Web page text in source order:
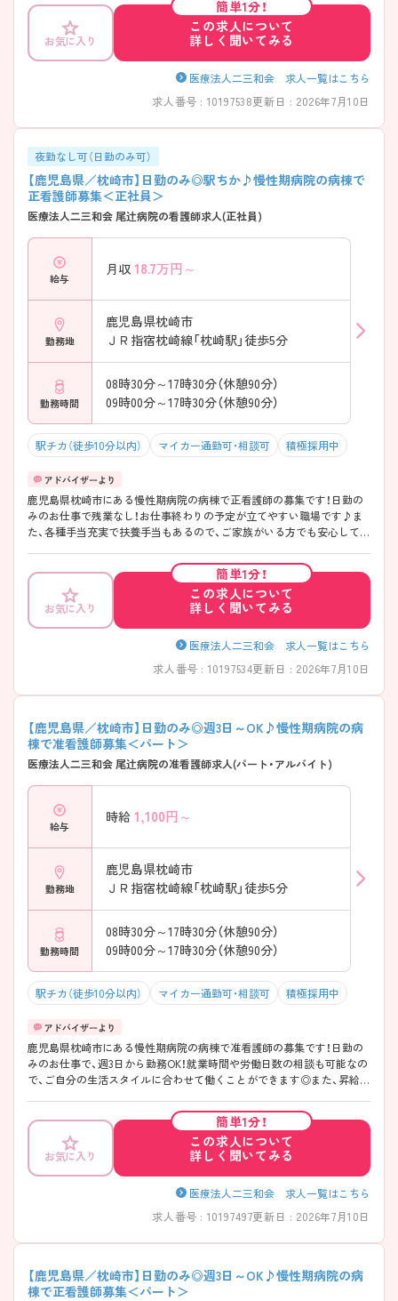
お気軽にご連絡ください！
お気に入り
簡単1分！
この求人について
詳しく聞いてみる
医療法人二三和会 求人一覧はこちら
求人番号 : 10197538更新日 : 2026年7月10日
夜勤なし可（日勤のみ可）
【鹿児島県／枕崎市】日勤のみ◎駅ちか♪慢性期病院の病棟で
正看護師募集＜正社員＞
医療法人二三和会 尾辻病院の看護師求人(正社員)
給与
月収 18.7万円～
勤務地
鹿児島県枕崎市
ＪＲ指宿枕崎線「枕崎駅」徒歩5分
勤務時間
08時30分～17時30分（休憩90分）
09時00分～17時30分（休憩90分）
駅チカ（徒歩10分以内） マイカー通勤可・相談可 積極採用中
鹿児島県枕崎市にある慢性期病院の病棟で正看護師の募集です！日勤の
みのお仕事で残業なし！お仕事終わりの予定が立てやすい職場です♪ま
た、各種手当充実で扶養手当もあるので、ご家族がいる方でも安心して働
うれしいポイント◎ご興味のある方は面接ポイントをお伝えしますの
で、お気軽にご連絡ください！
お気に入り
簡単1分！
この求人について
詳しく聞いてみる
医療法人二三和会 求人一覧はこちら
求人番号 : 10197534更新日 : 2026年7月10日
【鹿児島県／枕崎市】日勤のみ◎週3日～OK♪慢性期病院の病
棟で准看護師募集＜パート＞
医療法人二三和会 尾辻病院の准看護師求人(パート・アルバイト)
給与
時給 1,100円～
勤務地
鹿児島県枕崎市
ＪＲ指宿枕崎線「枕崎駅」徒歩5分
勤務時間
08時30分～17時30分（休憩90分）
09時00分～17時30分（休憩90分）
駅チカ（徒歩10分以内） マイカー通勤可・相談可 積極採用中
鹿児島県枕崎市にある慢性期病院の病棟で准看護師の募集です！日勤の
みのお仕事で、週3日から勤務OK！就業時間や労働日数の相談も可能なの
で、ご自分の生活スタイルに合わせて働くことができます◎また、昇給・
る方は面接ポイントをお伝えしますので、お気軽にご連絡ください！
お気に入り
簡単1分！
この求人について
詳しく聞いてみる
医療法人二三和会 求人一覧はこちら
求人番号 : 10197497更新日 : 2026年7月10日
【鹿児島県／枕崎市】日勤のみ◎週3日～OK♪慢性期病院の病
棟で正看護師募集＜パート＞